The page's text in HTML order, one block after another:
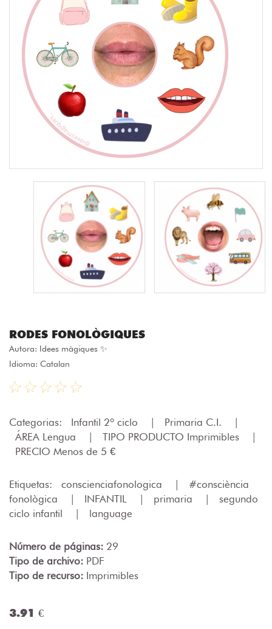
RODES FONOLÒGIQUES
Autora: Idees màgiques ✨
Idioma: Catalan
Categorias: Infantil 2º ciclo | Primaria C.I.
|
ÁREA Lengua
| TIPO PRODUCTO Imprimibles
|
PRECIO Menos de 5 €
Etiquetas: conscienciafonologica |
#consciència
fonològica
| INFANTIL | primaria |
segundo
ciclo infantil
| language
Número de páginas: 29
Tipo de archivo: PDF
Tipo de recurso: Imprimibles
3.91 €